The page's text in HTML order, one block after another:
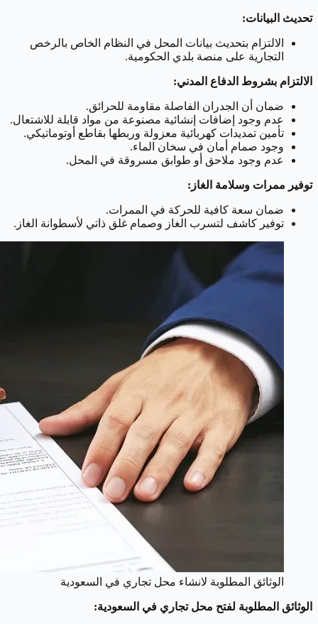
تحديث البيانات:
الالتزام بتحديث بيانات المحل في النظام الخاص بالرخص
التجارية على منصة بلدي الحكومية.
الالتزام بشروط الدفاع المدني:
ضمان أن الجدران الفاصلة مقاومة للحرائق.
عدم وجود إضافات إنشائية مصنوعة من مواد قابلة للاشتعال.
تأمين تمديدات كهربائية معزولة وربطها بقاطع أوتوماتيكي.
وجود صمام أمان في سخان الماء.
عدم وجود ملاحق أو طوابق مسروقة في المحل.
توفير ممرات وسلامة الغاز:
ضمان سعة كافية للحركة في الممرات.
توفير كاشف لتسرب الغاز وصمام غلق ذاتي لأسطوانة الغاز.
الوثائق المطلوبة لانشاء محل تجاري في السعودية
الوثائق المطلوبة لفتح محل تجاري في السعودية: